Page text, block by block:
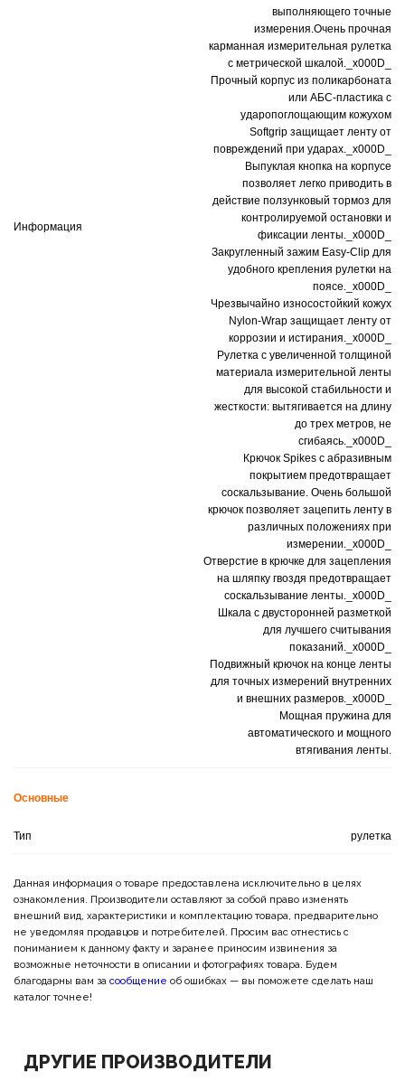
Информация
выполняющего точные
измерения.Очень прочная
карманная измерительная рулетка
с метрической шкалой._x000D_
Прочный корпус из поликарбоната
или АБС-пластика с
ударопоглощающим кожухом
Softgrip защищает ленту от
повреждений при ударах._x000D_
Выпуклая кнопка на корпусе
позволяет легко приводить в
действие ползунковый тормоз для
контролируемой остановки и
фиксации ленты._x000D_
Закругленный зажим Easy-Clip для
удобного крепления рулетки на
поясе._x000D_
Чрезвычайно износостойкий кожух
Nylon-Wrap защищает ленту от
коррозии и истирания._x000D_
Рулетка с увеличенной толщиной
материала измерительной ленты
для высокой стабильности и
жесткости: вытягивается на длину
до трех метров, не
сгибаясь._x000D_
Крючок Spikes с абразивным
покрытием предотвращает
соскальзывание. Очень большой
крючок позволяет зацепить ленту в
различных положениях при
измерении._x000D_
Отверстие в крючке для зацепления
на шляпку гвоздя предотвращает
соскальзывание ленты._x000D_
Шкала с двусторонней разметкой
для лучшего считывания
показаний._x000D_
Подвижный крючок на конце ленты
для точных измерений внутренних
и внешних размеров._x000D_
Мощная пружина для
автоматического и мощного
втягивания ленты.
Основные
Тип рулетка
Данная информация о товаре предоставлена исключительно в целях
ознакомления. Производители оставляют за собой право изменять
внешний вид, характеристики и комплектацию товара, предварительно
не уведомляя продавцов и потребителей. Просим вас отнестись с
пониманием к данному факту и заранее приносим извинения за
возможные неточности в описании и фотографиях товара. Будем
благодарны вам за сообщение об ошибках — вы поможете сделать наш
каталог точнее!
ДРУГИЕ ПРОИЗВОДИТЕЛИ